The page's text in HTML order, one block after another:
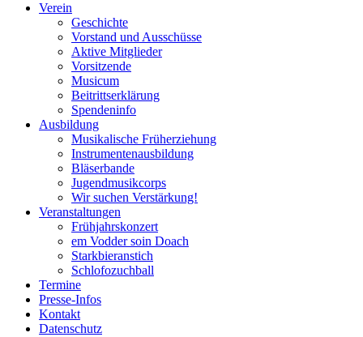
Verein
Geschichte
Vorstand und Ausschüsse
Aktive Mitglieder
Vorsitzende
Musicum
Beitrittserklärung
Spendeninfo
Ausbildung
Musikalische Früherziehung
Instrumentenausbildung
Bläserbande
Jugendmusikcorps
Wir suchen Verstärkung!
Veranstaltungen
Frühjahrskonzert
em Vodder soin Doach
Starkbieranstich
Schlofozuchball
Termine
Presse-Infos
Kontakt
Datenschutz